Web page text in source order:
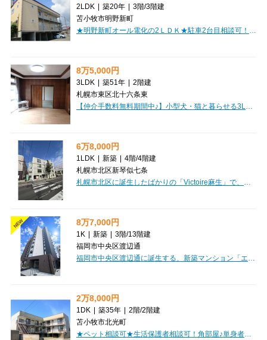
2LDK | 築20年 | 3階/3階建
苫小牧市明野新町
8万5,000円
3LDK | 築51年 | 2階建
札幌市東区北十六条東
6万8,000円
1LDK | 新築 | 4階/4階建
札幌市北区新琴似七条
NEW 8万7,000円
1K | 新築 | 3階/13階建
福岡市中央区渡辺通
2万8,000円
1DK | 築35年 | 2階/2階建
苫小牧市北光町